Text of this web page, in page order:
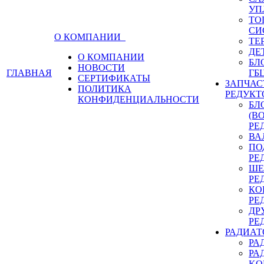
ГЛАВНАЯ
О КОМПАНИИ
О КОМПАНИИ
НОВОСТИ
СЕРТИФИКАТЫ
ПОЛИТИКА
КОНФИДЕНЦИАЛЬНОСТИ